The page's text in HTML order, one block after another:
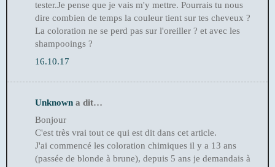
tester.Je pense que je vais m'y mettre. Pourrais tu nous
dire combien de temps la couleur tient sur tes cheveux ?
La coloration ne se perd pas sur l'oreiller ? et avec les
shampooings ?
16.10.17
Unknown a dit…
Bonjour
C'est très vrai tout ce qui est dit dans cet article.
J'ai commencé les coloration chimiques il y a 13 ans
(passée de blonde à brune), depuis 5 ans je demandais à